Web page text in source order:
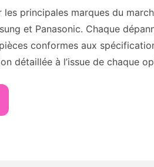
les principales marques du
et Panasonic. Chaque
conformes aux
détaillée à l’issue de chaque